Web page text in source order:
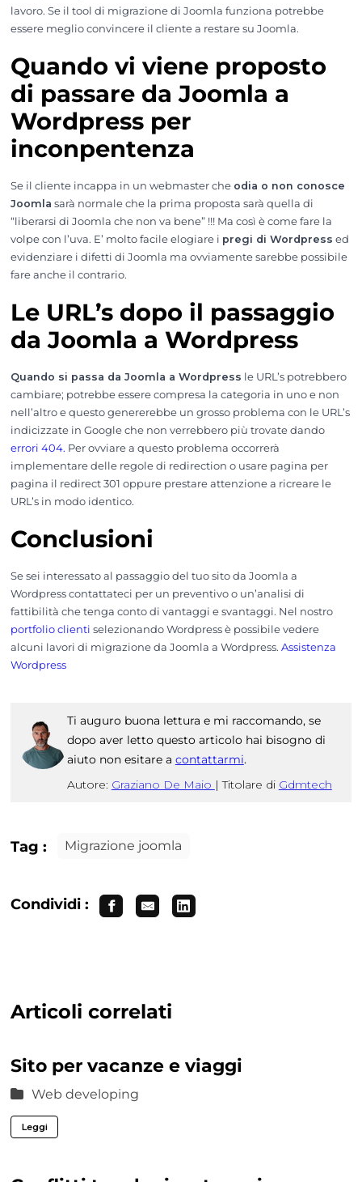
lavoro. Se il tool di migrazione di Joomla funziona potrebbe
essere meglio convincere il cliente a restare su Joomla.
Quando vi viene proposto
di passare da Joomla a
Wordpress per
inconpentenza
Se il cliente incappa in un webmaster che odia o non conosce
Joomla sarà normale che la prima proposta sarà quella di
“liberarsi di Joomla che non va bene” !!! Ma così è come fare la
volpe con l’uva. E’ molto facile elogiare i pregi di Wordpress ed
evidenziare i difetti di Joomla ma ovviamente sarebbe possibile
fare anche il contrario.
Le URL’s dopo il passaggio
da Joomla a Wordpress
Quando si passa da Joomla a Wordpress le URL’s potrebbero
cambiare; potrebbe essere compresa la categoria in uno e non
nell’altro e questo genererebbe un grosso problema con le URL’s
indicizzate in Google che non verrebbero più trovate dando
errori 404. Per ovviare a questo problema occorrerà
implementare delle regole di redirection o usare pagina per
pagina il redirect 301 oppure prestare attenzione a ricreare le
URL’s in modo identico.
Conclusioni
Se sei interessato al passaggio del tuo sito da Joomla a
Wordpress contattateci per un preventivo o un’analisi di
fattibilità che tenga conto di vantaggi e svantaggi. Nel nostro
portfolio clienti selezionando Wordpress è possibile vedere
alcuni lavori di migrazione da Joomla a Wordpress. Assistenza
Wordpress
Ti auguro buona lettura e mi raccomando, se
dopo aver letto questo articolo hai bisogno di
aiuto non esitare a contattarmi.
Autore: Graziano De Maio | Titolare di Gdmtech
Tag : Migrazione joomla
Condividi :
Articoli correlati
Sito per vacanze e viaggi
Web developing
Leggi